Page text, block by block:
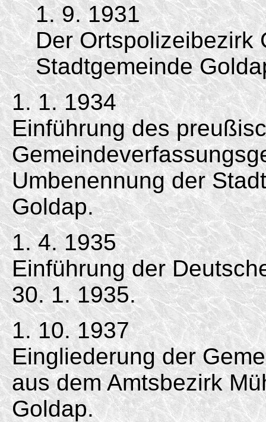
1. 9. 1931
Der Ortspolizeibezirk
Stadtgemeinde
1. 1. 1934
Einführung des
Umbenennung der
Goldap.
1. 4. 1935
Einführung der
30. 1. 1935.
1. 10. 1937
Eingliederung der
aus dem Amtsbezirk
Goldap.